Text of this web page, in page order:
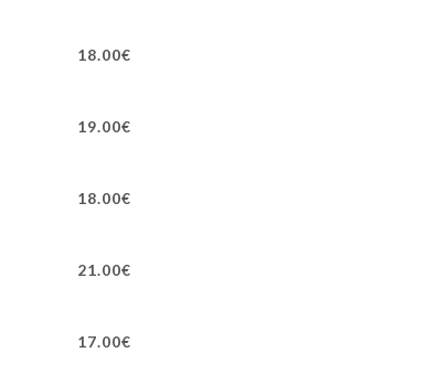
18.00€
19.00€
18.00€
21.00€
17.00€